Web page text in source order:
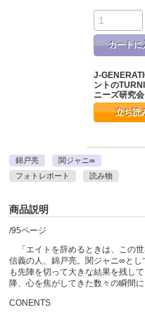
カートに
J-
ントの
ニーズ研究
立ち読
錦戸亮
関ジャニ∞
フォトレポート
読み物
商品説明
/95ページ
「エイトを辞めるときは、この世
信義の人、錦戸亮。関ジャニ∞と
も先陣を切って大きな結果を残し
降、心を焦がしてきた数々の瞬間に
CONENTS